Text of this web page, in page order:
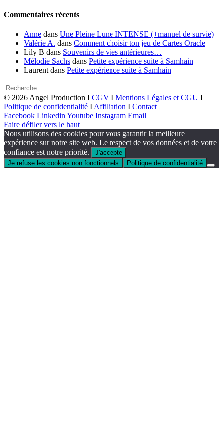
Commentaires récents
Anne dans Une Pleine Lune INTENSE (+manuel de survie)
Valérie A. dans Comment choisir ton jeu de Cartes Oracle
Lily B dans Souvenirs de vies antérieures…
Mélodie Sachs dans Petite expérience suite à Samhain
Laurent dans Petite expérience suite à Samhain
© 2026 Angel Production I CGV I Mentions Légales et CGU I
Politique de confidentialité I Affiliation I Contact
Facebook Linkedin Youtube Instagram Email
Faire défiler vers le haut
Nous utilisons des cookies pour vous garantir la meilleure
expérience sur notre site web. Le respect de vos données et de votre
confiance est notre priorité.
J'accepte
Je refuse les cookies non fonctionnels
Politique de confidentialité